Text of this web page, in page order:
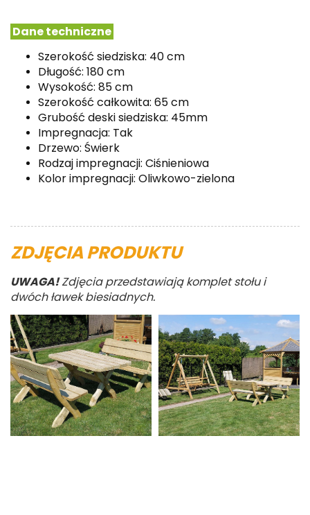
Dane techniczne
Szerokość siedziska: 40 cm
Długość: 180 cm
Wysokość: 85 cm
Szerokość całkowita: 65 cm
Grubość deski siedziska: 45mm
Impregnacja: Tak
Drzewo: Świerk
Rodzaj impregnacji: Ciśnieniowa
Kolor impregnacji: Oliwkowo-zielona
ZDJĘCIA PRODUKTU
UWAGA!Zdjęcia przedstawiają komplet stołu i
dwóch ławek biesiadnych.